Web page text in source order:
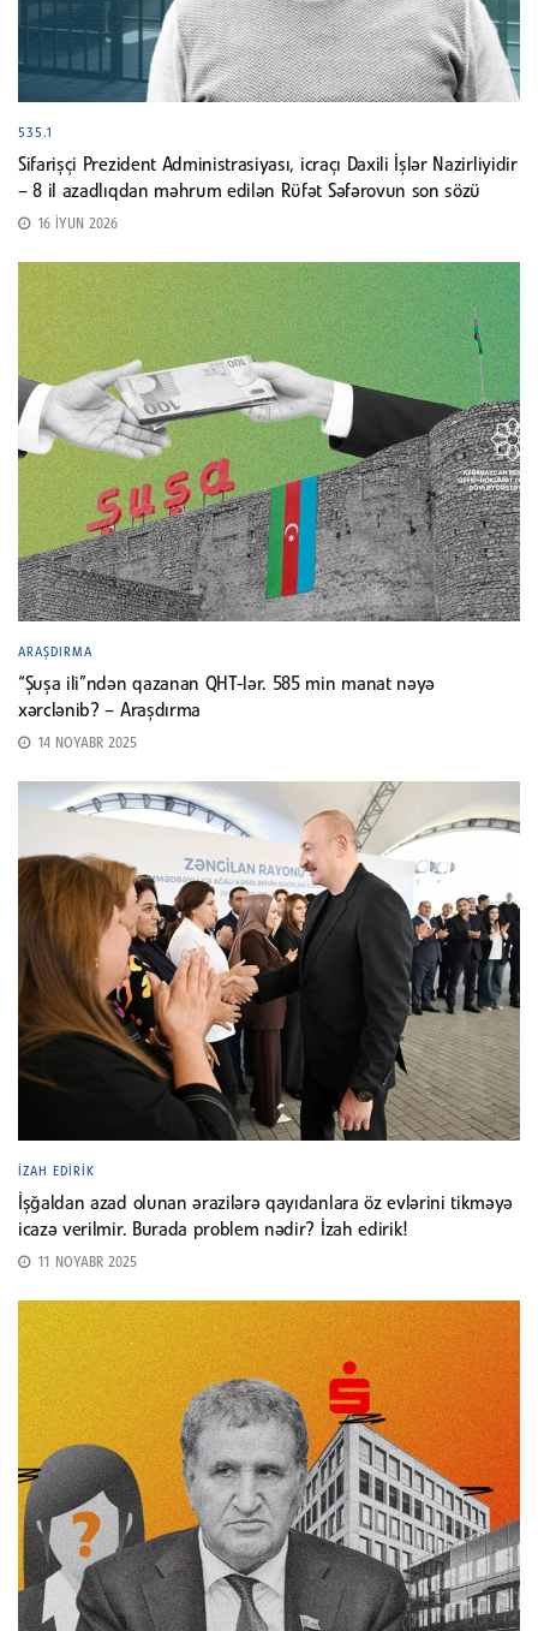
535.1
Sifarişçi Prezident Administrasiyası, icraçı Daxili İşlər Nazirliyidir
– 8 il azadlıqdan məhrum edilən Rüfət Səfərovun son sözü
16 İYUN 2026
ARAŞDIRMA
“Şuşa ili”ndən qazanan QHT-lər. 585 min manat nəyə
xərclənib? – Araşdırma
14 NOYABR 2025
İZAH EDIRIK
İşğaldan azad olunan ərazilərə qayıdanlara öz evlərini tikməyə
icazə verilmir. Burada problem nədir? İzah edirik!
11 NOYABR 2025